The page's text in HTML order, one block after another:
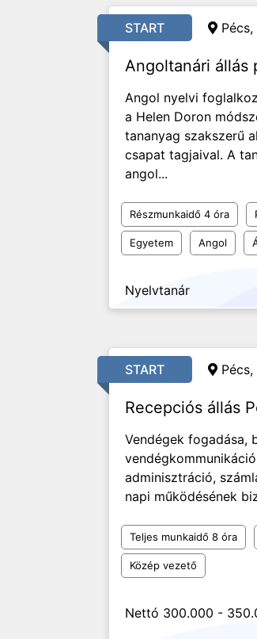
START
Angoltanári állás
Angol nyelvi
a Helen Doron
tananyag szakszerű
csapat tagjaival. A
angol...
Részmunkaidő 4 óra
Egyetem Angol
Nyelvtanár
START
Recepciós állás
Vendégek fogadása,
adminisztráció,
napi működésének
Teljes munkaidő 8 óra
Közép vezető
Nettó 300.000 -